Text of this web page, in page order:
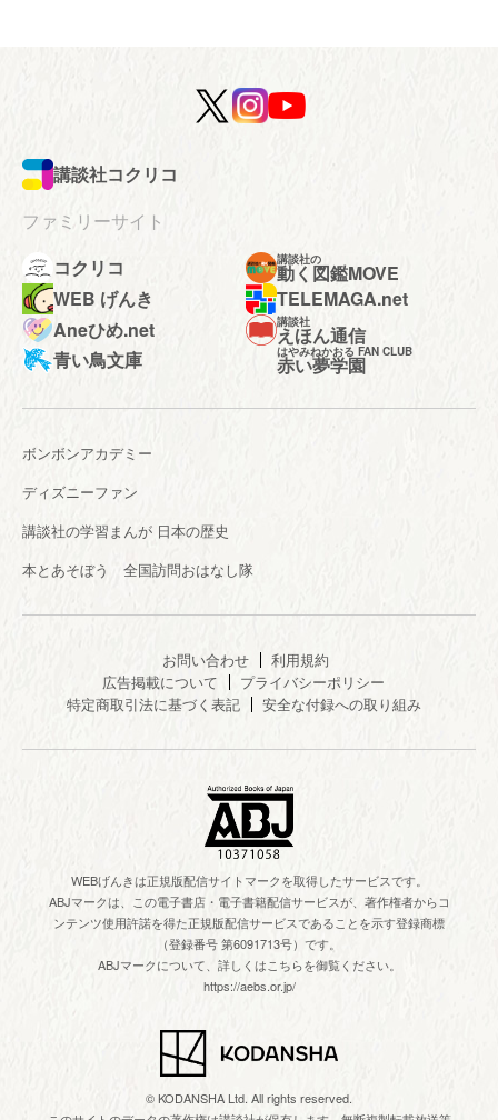
講談社コクリコ
ファミリーサイト
コクリコ
講談社の
動く図鑑MOVE
WEB げんき
TELEMAGA.net
Aneひめ.net
講談社
えほん通信
青い鳥文庫
はやみねかおる FAN CLUB
赤い夢学園
ボンボンアカデミー
ディズニーファン
講談社の学習まんが 日本の歴史
本とあそぼう 全国訪問おはなし隊
お問い合わせ
利用規約
広告掲載について
プライバシーポリシー
特定商取引法に基づく表記
安全な付録への取り組み
WEBげんきは正規版配信サイトマークを取得したサービスです。
ABJマークは、この電子書店・電子書籍配信サービスが、著作権者からコ
ンテンツ使用許諾を得た正規版配信サービスであることを示す登録商標
（登録番号 第6091713号）です。
ABJマークについて、詳しくはこちらを御覧ください。
https://aebs.or.jp/
© KODANSHA Ltd. All rights reserved.